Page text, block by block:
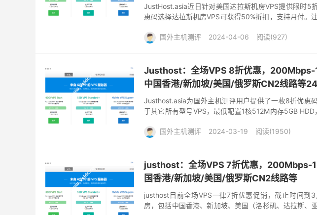
JustHost.asia近日针对美国达拉斯机房VPS提供限时5
惠码选择达拉斯机房VPS可获得50%折扣，支持月付。
国外主机测评
2024-04-06 阅读(927)
Justhost：全场VPS 8折优惠，200Mbps-
中国香港/新加坡/美国/俄罗斯CN2线路等
Justhost.asia为国外主机测评用户提供了一枚8折优惠
于其它所有型号VPS，最低配置1核512M内存5GB
国外主机测评
2024-03-19 阅读(1950)
justhost：全场VPS 7折优惠，200Mbps-
国香港/新加坡/美国/俄罗斯CN2线路等
justhost目前全场VPS一律7折优惠促销，截止时间到
房，包括中国香港、新加坡、美国（洛杉矶、达拉斯、